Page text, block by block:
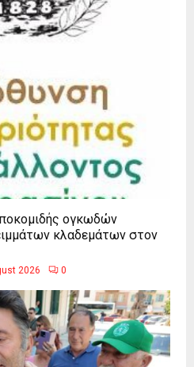
ογκωδών
κλαδεμάτων στον
2026 0